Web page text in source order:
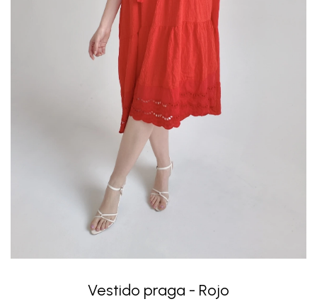
Vestido praga - Rojo